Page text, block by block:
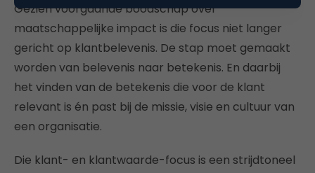
Gezien voorgaande boodschap over
maatschappelijke impact is die focus niet langer
gericht op klantbelevenis. De stap moet gemaakt
worden van belevenis naar betekenis. En daarbij
het vinden van de betekenis die voor de klant
relevant is én past bij de missie, visie en cultuur van
een organisatie.
Die klant- en klantwaarde-focus is een strijdtoneel